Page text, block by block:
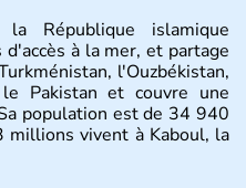
République islamique
à la mer, et partage
l'Ouzbékistan,
Pakistan et couvre une
population est de 34 940
vivent à Kaboul, la